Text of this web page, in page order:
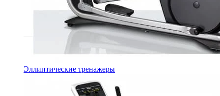
Эллиптические тренажеры